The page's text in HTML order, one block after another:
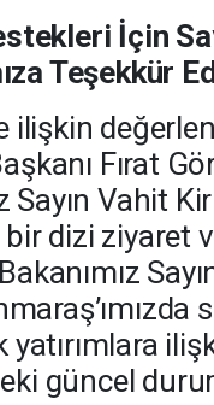
İçin
Teşekkür
ilişkin
Fırat
Sayın Vahit
bir dizi ziyaret
yatırımlara
güncel